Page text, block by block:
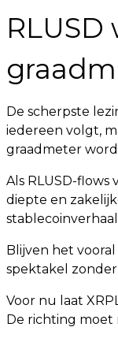
De scherpste
iedereen volgt,
graadmeter
Als RLUSD-flows
diepte en
Blijven het
spektakel
Voor nu laat
De richting moet